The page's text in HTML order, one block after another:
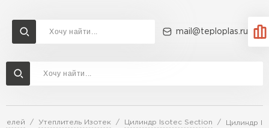
mail@teploplas.ru
Утеплитель Изотек Цилиндр Isotec Section Цилиндр
Доставка и оплата
Утеплитель Технониколь